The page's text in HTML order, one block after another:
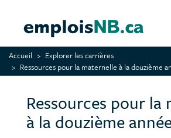
contenu
principal
Accueil
Explorer les carrières
Ressources pour la maternelle à la douzième
Ressources pour la
à la douzième